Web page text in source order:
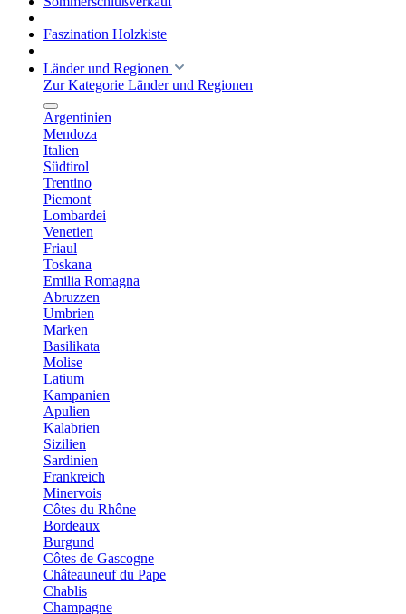
Faszination Holzkiste
Länder und Regionen
Zur Kategorie Länder und Regionen
Argentinien
Mendoza
Italien
Südtirol
Trentino
Piemont
Lombardei
Venetien
Friaul
Toskana
Emilia Romagna
Abruzzen
Umbrien
Marken
Basilikata
Molise
Latium
Kampanien
Apulien
Kalabrien
Sizilien
Sardinien
Frankreich
Minervois
Côtes du Rhône
Bordeaux
Burgund
Côtes de Gascogne
Châteauneuf du Pape
Chablis
Champagne